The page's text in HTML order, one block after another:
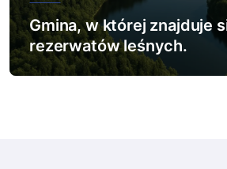
Gmina, w której znajduje
rezerwatów leśnych.